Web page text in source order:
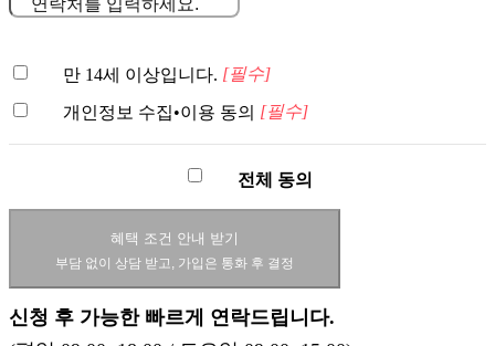
만 14세 이상입니다. [필수]
개인정보 수집•이용 동의 [필수]
전체 동의
혜택 조건 안내 받기
부담 없이 상담 받고, 가입은 통화 후 결정
신청 후 가능한 빠르게 연락드립니다.